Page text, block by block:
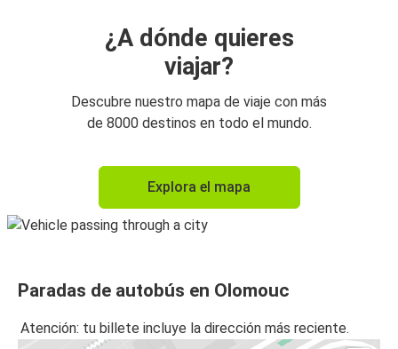
Praga
Olomouc
Olomouc
Ostrava
Olomouc
Olomouc
¿A dónde quieres
viajar?
Descubre nuestro mapa de viaje con más
de 8000 destinos en todo el mundo.
Explora el mapa
Paradas de autobús en Olomouc
Atención: tu billete incluye la dirección más reciente.